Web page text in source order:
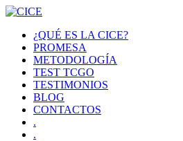
¿QUÉ ES LA CICE?
PROMESA
METODOLOGÍA
TEST TCGO
TESTIMONIOS
BLOG
CONTACTOS
.
.